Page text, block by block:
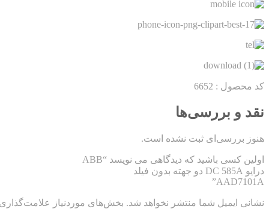
کد محصول : 6652
نقد و بررسی‌ها
هنوز بررسی‌ای ثبت نشده است.
اولین کسی باشید که دیدگاهی می نویسد “ABB
درایو DC 585A دو جهته بدون فیلد
AAD7101A”
نشانی ایمیل شما منتشر نخواهد شد. بخش‌های موردنیاز